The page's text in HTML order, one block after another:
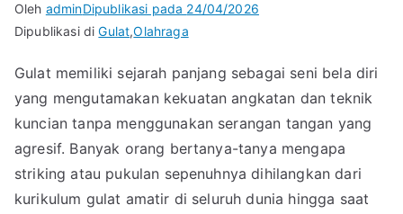
Oleh adminDipublikasi pada 24/04/2026
Dipublikasi diGulat,Olahraga
Gulat memiliki sejarah panjang sebagai seni bela diri
yang mengutamakan kekuatan angkatan dan teknik
kuncian tanpa menggunakan serangan tangan yang
agresif. Banyak orang bertanya-tanya mengapa
striking atau pukulan sepenuhnya dihilangkan dari
kurikulum gulat amatir di seluruh dunia hingga saat